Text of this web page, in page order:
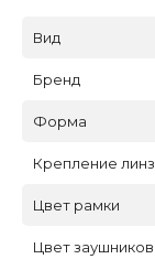
Вид
Бренд
Форма
Крепление линз
Цвет рамки
Цвет заушников